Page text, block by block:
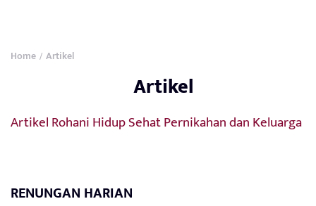
Home / Artikel
Artikel
Artikel RohaniHidup SehatPernikahan dan Keluarga
RENUNGAN HARIAN